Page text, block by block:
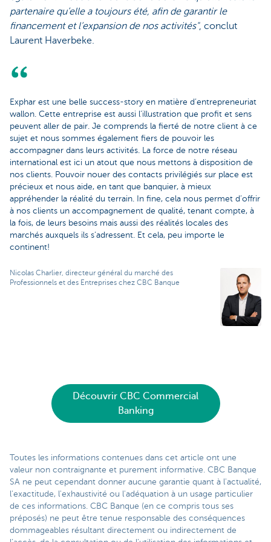
partenaire qu’elle a toujours été, afin de garantir le
financement et l’expansion de nos activités", conclut
Laurent Haverbeke.
Exphar est une belle success-story en matière d’entrepreneuriat
wallon. Cette entreprise est aussi l’illustration que profit et sens
peuvent aller de pair. Je comprends la fierté de notre client à ce
sujet et nous sommes également fiers de pouvoir les
accompagner dans leurs activités. La force de notre réseau
international est ici un atout que nous mettons à disposition de
nos clients. Pouvoir nouer des contacts privilégiés sur place est
précieux et nous aide, en tant que banquier, à mieux
appréhender la réalité du terrain. In fine, cela nous permet d’offrir
à nos clients un accompagnement de qualité, tenant compte, à
la fois, de leurs besoins mais aussi des réalités locales des
marchés auxquels ils s’adressent. Et cela, peu importe le
continent!
Nicolas Charlier, directeur général du marché des
Professionnels et des Entreprises chez CBC Banque
Découvrir CBC Commercial
Banking
Toutes les informations contenues dans cet article ont une
valeur non contraignante et purement informative. CBC Banque
SA ne peut cependant donner aucune garantie quant à l'actualité,
l'exactitude, l'exhaustivité ou l'adéquation à un usage particulier
de ces informations. CBC Banque (en ce compris tous ses
préposés) ne peut être tenue responsable des conséquences
dommageables résultant directement ou indirectement de